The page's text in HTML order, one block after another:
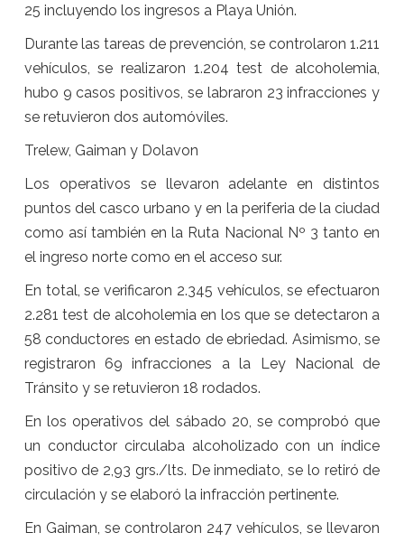
25 incluyendo los ingresos a Playa Unión.
Durante las tareas de prevención, se controlaron 1.211
vehículos, se realizaron 1.204 test de alcoholemia,
hubo 9 casos positivos, se labraron 23 infracciones y
se retuvieron dos automóviles.
Trelew, Gaiman y Dolavon
Los operativos se llevaron adelante en distintos
puntos del casco urbano y en la periferia de la ciudad
como así también en la Ruta Nacional Nº 3 tanto en
el ingreso norte como en el acceso sur.
En total, se verificaron 2.345 vehículos, se efectuaron
2.281 test de alcoholemia en los que se detectaron a
58 conductores en estado de ebriedad. Asimismo, se
registraron 69 infracciones a la Ley Nacional de
Tránsito y se retuvieron 18 rodados.
En los operativos del sábado 20, se comprobó que
un conductor circulaba alcoholizado con un índice
positivo de 2,93 grs./lts. De inmediato, se lo retiró de
circulación y se elaboró la infracción pertinente.
En Gaiman, se controlaron 247 vehículos, se llevaron